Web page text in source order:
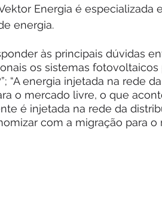
Energia é especializada
energia.
às principais dúvidas
os sistemas
“A energia injetada na rede
o mercado livre, o que
é injetada na rede da
com a migração para